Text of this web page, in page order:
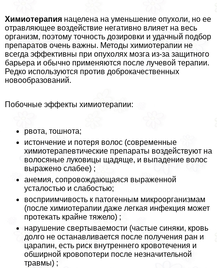
Химиотерапия нацелена на уменьшение опухоли, но ее
отравляющее воздействие негативно влияет на весь
организм, поэтому точность дозировки и удачный подбор
препаратов очень важны. Методы химиотерапии не
всегда эффективны при опухолях мозга из-за защитного
барьера и обычно применяются после лучевой терапии.
Редко используются против доброкачественных
новообразований.
Побочные эффекты химиотерапии:
рвота, тошнота;
истончение и потеря волос (современные
химиотерапевтические препараты воздействуют на
волосяные луковицы щадяще, и выпадение волос
выражено слабее) ;
анемия, сопровождающаяся выраженной
усталостью и слабостью;
восприимчивость к патогенным микроорганизмам
(после химиотерапии даже легкая инфекция может
протекать крайне тяжело) ;
нарушение свертываемости (частые синяки, кровь
долго не останавливается после получения ран и
царапин, есть риск внутреннего кровотечения и
обширной кровопотери после незначительной
травмы) ;